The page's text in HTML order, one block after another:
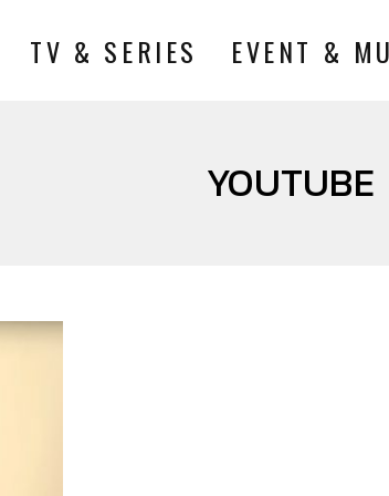
TV & SERIES EVENT &
YOUTUBE